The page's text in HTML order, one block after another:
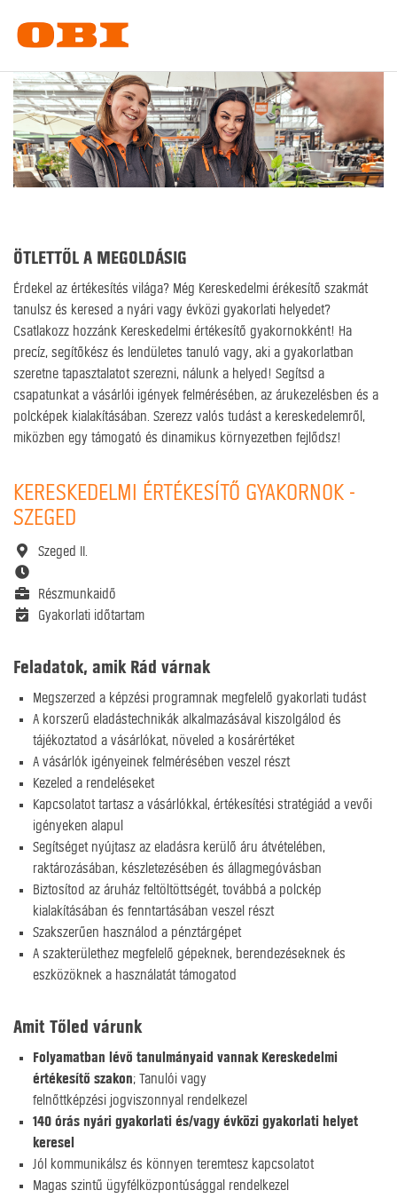
KERESKEDELMI ÉRTÉKESÍTŐ GYAKORNOK -
SZEGED
Szeged II.
Részmunkaidő
Gyakorlati időtartam
ÖTLETTŐL A MEGOLDÁSIG
Érdekel az értékesítés világa? Még Kereskedelmi érékesítő szakmát
tanulsz és keresed a nyári vagy évközi gyakorlati helyedet?
Csatlakozz hozzánk Kereskedelmi értékesítő gyakornokként! Ha
precíz, segítőkész és lendületes tanuló vagy, aki a gyakorlatban
szeretne tapasztalatot szerezni, nálunk a helyed! Segítsd a
csapatunkat a vásárlói igények felmérésében, az árukezelésben és a
polcképek kialakításában. Szerezz valós tudást a kereskedelemről,
miközben egy támogató és dinamikus környezetben fejlődsz!
Feladatok, amik Rád várnak
Megszerzed a képzési programnak megfelelő gyakorlati tudást
A korszerű eladástechnikák alkalmazásával kiszolgálod és
tájékoztatod a vásárlókat, növeled a kosárértéket
A vásárlók igényeinek felmérésében veszel részt
Kezeled a rendeléseket
Kapcsolatot tartasz a vásárlókkal, értékesítési stratégiád a vevői
igényeken alapul
Segítséget nyújtasz az eladásra kerülő áru átvételében,
raktározásában, készletezésében és állagmegóvásban
Biztosítod az áruház feltöltöttségét, továbbá a polckép
kialakításában és fenntartásában veszel részt
Szakszerűen használod a pénztárgépet
A szakterülethez megfelelő gépeknek, berendezéseknek és
eszközöknek a használatát támogatod
Amit Tőled várunk
Folyamatban lévő tanulmányaid vannak Kereskedelmi
értékesítő szakon; Tanulói vagy
felnőttképzési jogviszonnyal rendelkezel
140 órás nyári gyakorlati és/vagy évközi gyakorlati helyet
keresel
Jól kommunikálsz és könnyen teremtesz kapcsolatot
Magas szintű ügyfélközpontúsággal rendelkezel